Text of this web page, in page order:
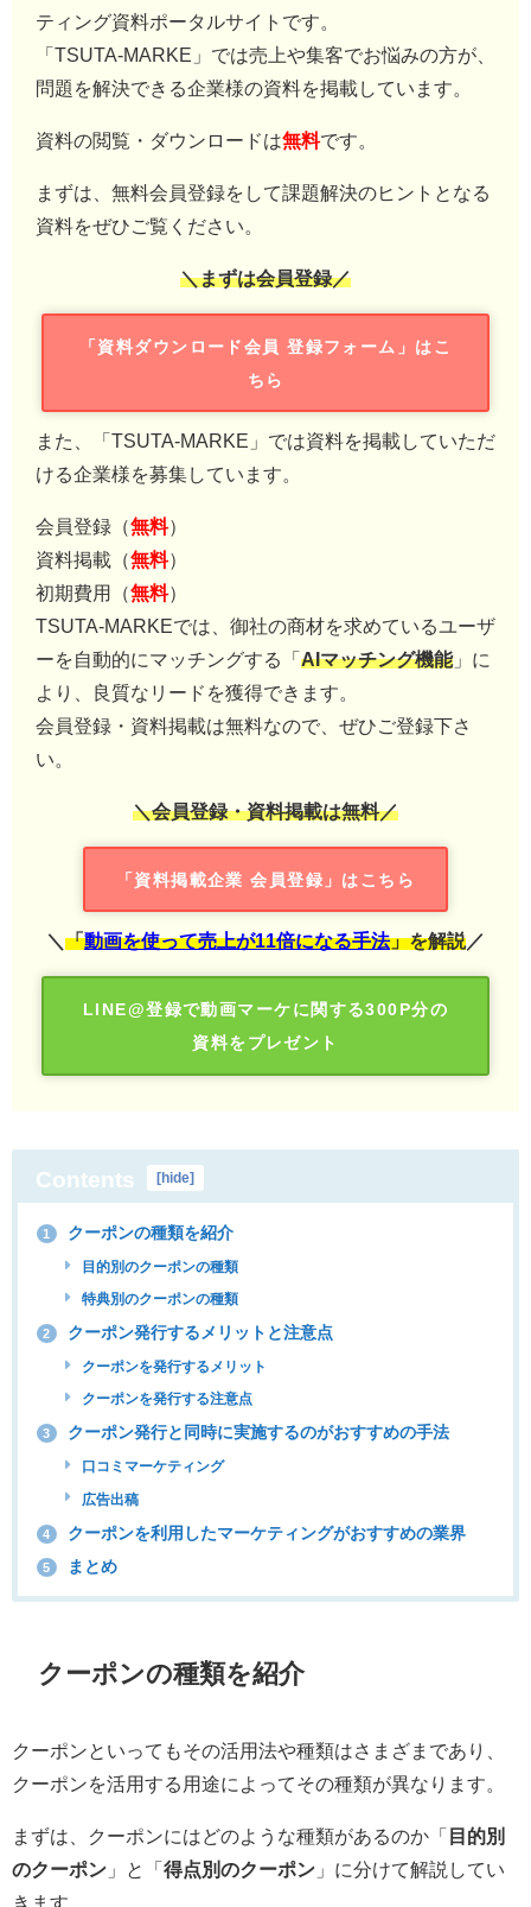
ティング資料ポータルサイトです。
「TSUTA-MARKE」では売上や集客でお悩みの方が、
問題を解決できる企業様の資料を掲載しています。
資料の閲覧・ダウンロードは無料です。
まずは、無料会員登録をして課題解決のヒントとなる
資料をぜひご覧ください。
＼まずは会員登録／
「資料ダウンロード会員 登録フォーム」はこ
ちら
また、「TSUTA-MARKE」では資料を掲載していただ
ける企業様を募集しています。
会員登録（無料）
資料掲載（無料）
初期費用（無料）
TSUTA-MARKEでは、御社の商材を求めているユーザ
ーを自動的にマッチングする「 AIマッチング機能」に
より、良質なリードを獲得できます。
会員登録・資料掲載は無料なので、ぜひご登録下さ
い。
＼会員登録・資料掲載は無料／
「資料掲載企業 会員登録」はこちら
＼ 「動画を使って売上が11倍になる手法」を解説／
LINE@登録で動画マーケに関する300P分の
資料をプレゼント
Contents [hide]
1 クーポンの種類を紹介
目的別のクーポンの種類
特典別のクーポンの種類
2 クーポン発行するメリットと注意点
クーポンを発行するメリット
クーポンを発行する注意点
3 クーポン発行と同時に実施するのがおすすめの手法
口コミマーケティング
広告出稿
4 クーポンを利用したマーケティングがおすすめの業界
5 まとめ
クーポンの種類を紹介
クーポンといってもその活用法や種類はさまざまであり、
クーポンを活用する用途によってその種類が異なります。
まずは、クーポンにはどのような種類があるのか「
目的別
のクーポン 」と「 得点別のクーポン 」に分けて解説してい
きます。